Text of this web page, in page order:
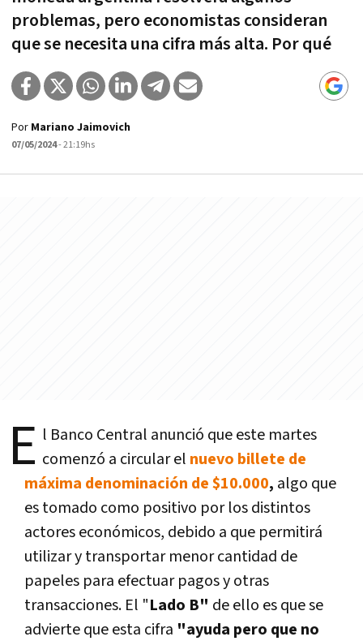
problemas, pero economistas consideran
que se necesita una cifra más alta. Por qué
Por Mariano Jaimovich
07/05/2024- 21:19hs
E l Banco Central anunció que este martes
comenzó a circular el nuevo billete de
máxima denominación de $10.000, algo que
es tomado como positivo por los distintos
actores económicos, debido a que permitirá
utilizar y transportar menor cantidad de
papeles para efectuar pagos y otras
transacciones. El "Lado B" de ello es que se
advierte que esta cifra "ayuda pero que no